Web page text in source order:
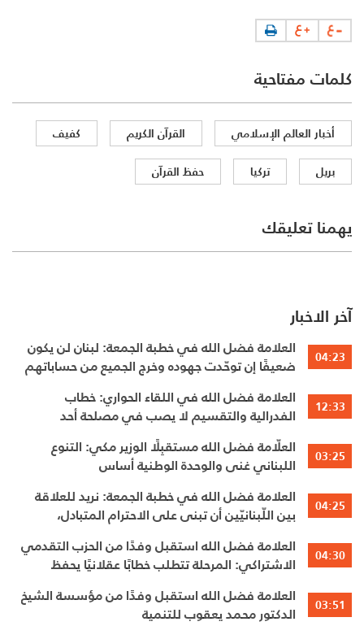
كلمات مفتاحية
أخبار العالم الإسلامي القرآن الكريم
كفيف
بريل
تركيا حفظ القرآن
يهمنا تعليقك
آخر الاخبار
04:23
العلامة فضل الله في خطبة الجمعة: لبنان لن يكون
ضعيفًا إن توحّدت جهوده وخرج الجميع من حساباتهم
12:33
العلامة فضل الله في اللقاء الحواري: خطاب
الفدرالية والتقسيم لا يصب في مصلحة أحد
03:25
العلّامة فضل الله مستقبِلًا الوزير مكي: التنوع
اللبناني غنى والوحدة الوطنية أساس
04:25
العلامة فضل الله في خطبة الجمعة: نريد للعلاقة
بين اللّبنانيّين أن تبنى على الاحترام المتبادل،
04:30
العلامة فضل الله استقبل وفدًا من الحزب التقدمي
الاشتراكي: المرحلة تتطلب خطابًا عقلانيًا يحفظ
03:51
العلامة فضل الله استقبل وفدًا من مؤسسة الشيخ
الدكتور محمد يعقوب للتنمية